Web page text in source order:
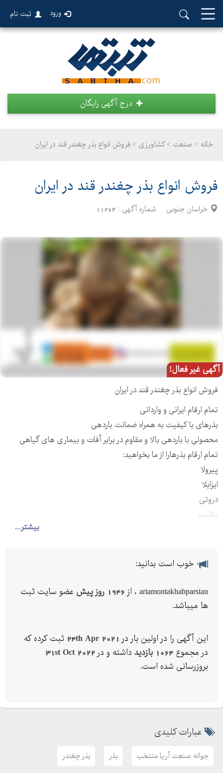
ورود ثبت نام
درج آگهی رایگان
خانه > صنعت >کشاورزی > فروش انواع بذر چغندر قند در ایران
فروش انواع بذر چغندر قند در ایران
خراسان جنوبی شماره آگهی : 11264
آگهی غیر فعال!
بیشتر...
فروش انواع بذر چغندر قند در ایران
تمام ارقام ایرانی و وارداتی
بذرهای با کیفیت به همراه ضمانت باردهی
محصولی با باردهی بالا و مقاوم در برابر آفات و بیماری های گیاهی
تمام ارقام بذرهارا از ما بخواهید:
پیرولا
ایزابلا
دروتی
بتاسید
ایتالیا ، ترکیه ، آلمان ، فرانسه و...
(بذر سال و سه سال گذشته موجود است)
ارسال به سراسر ایران در کمترین زمان ممکن
مسئولان فروش و ارائه خدمات شرکت جوانه صنعت آریا منتخب:
در صورت تماس و عدم پاسخگویی تمامی شماره دارای واتساپ تلگرام
و... میباشند که میتوانید بصورت ساعته با ما در ارتباط باشید.
خوب است بدانید:
ariamontakhabparsian ، از 1946 روز پیش
عضو سایت ثبت
ها میباشد.
این آگهی را در اولین بار در 24th Apr 2021 ثبت کرده که
در مجموع 1064 بازدید داشته و در 31st Oct 2022
بروزرسانی شده است.
عبارات کلیدی
جوانه صنعت آریا منتخب بذر بذر چغندر